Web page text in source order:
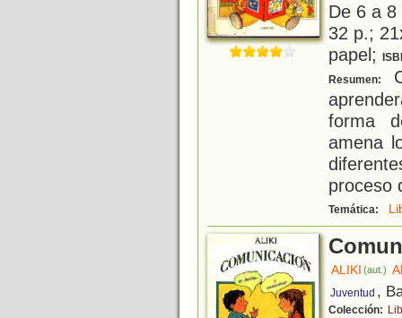
De 6 a
32 p.;
papel;
Resumen:
forma
amena
proceso
Temática:
ALIKI (aut.)
Juventud ,
Colección: